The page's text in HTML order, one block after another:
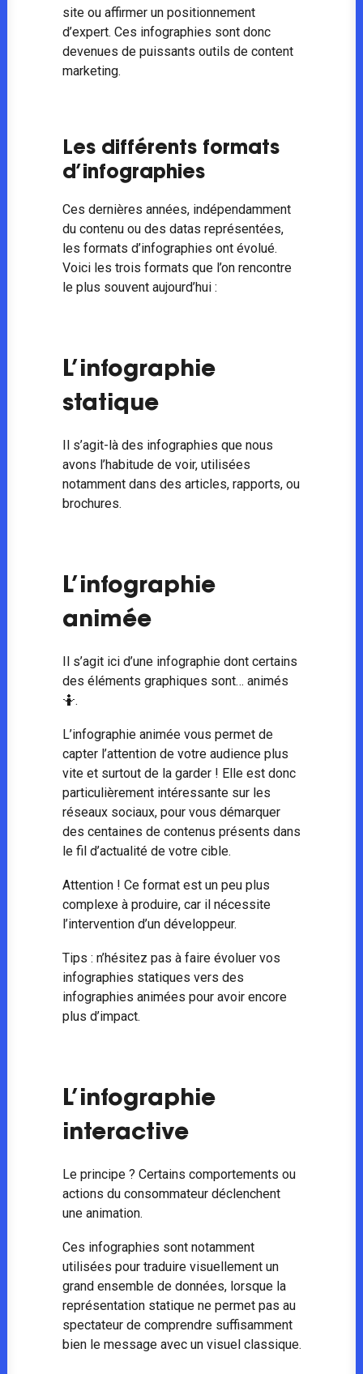
site ou affirmer un positionnement
d’expert. Ces infographies sont donc
devenues de puissants outils de content
marketing.
Les différents formats
d’infographies
Ces dernières années, indépendamment
du contenu ou des datas représentées,
les formats d’infographies ont évolué.
Voici les trois formats que l’on rencontre
le plus souvent aujourd’hui :
L’infographie
statique
Il s’agit-là des infographies que nous
avons l’habitude de voir, utilisées
notamment dans des articles, rapports, ou
brochures.
L’infographie
animée
Il s’agit ici d’une infographie dont certains
des éléments graphiques sont… animés
🤷.
L’infographie animée vous permet de
capter l’attention de votre audience plus
vite et surtout de la garder ! Elle est donc
particulièrement intéressante sur les
réseaux sociaux, pour vous démarquer
des centaines de contenus présents dans
le fil d’actualité de votre cible.
Attention ! Ce format est un peu plus
complexe à produire, car il nécessite
l’intervention d’un développeur.
Tips : n’hésitez pas à faire évoluer vos
infographies statiques vers des
infographies animées pour avoir encore
plus d’impact.
L’infographie
interactive
Le principe ? Certains comportements ou
actions du consommateur déclenchent
une animation.
Ces infographies sont notamment
utilisées pour traduire visuellement un
grand ensemble de données, lorsque la
représentation statique ne permet pas au
spectateur de comprendre suffisamment
bien le message avec un visuel classique.